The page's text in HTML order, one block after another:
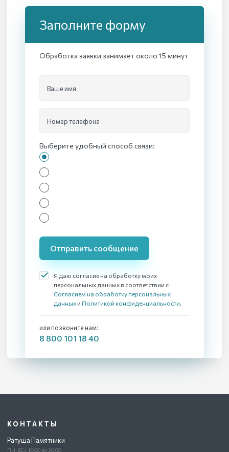
Заполните форму
Обработка заявки занимает около 15 минут
Ваше имя
Номер телефона
Выберите удобный способ связи:
Отправить сообщение
Я даю согласие на обработку моих
персональных данных в соответствии с
Согласием на обработку персональных
данных и Политикой конфиденциальности
или позвоните нам:
8 800 101 18 40
КОНТАКТЫ
Ратуша Памятники
ПН-ВС с 10:00 до 20:00